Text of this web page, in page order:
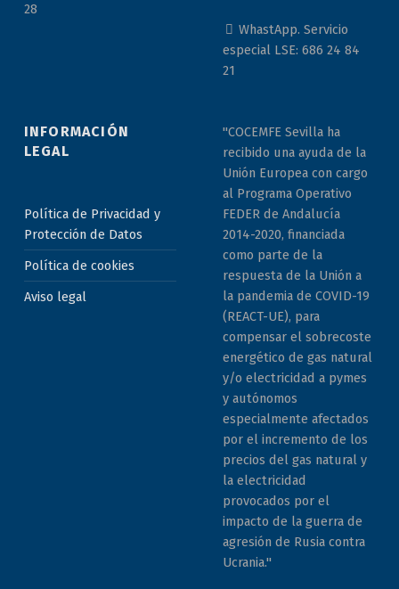
28
WhastApp. Servicio
especial LSE: 686 24 84
21
INFORMACIÓN
LEGAL
Política de Privacidad y
Protección de Datos
Política de cookies
Aviso legal
"COCEMFE Sevilla ha
recibido una ayuda de la
Unión Europea con cargo
al Programa Operativo
FEDER de Andalucía
2014-2020, financiada
como parte de la
respuesta de la Unión a
la pandemia de COVID-19
(REACT-UE), para
compensar el sobrecoste
energético de gas natural
y/o electricidad a pymes
y autónomos
especialmente afectados
por el incremento de los
precios del gas natural y
la electricidad
provocados por el
impacto de la guerra de
agresión de Rusia contra
Ucrania."